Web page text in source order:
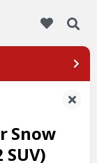
Snow
SUV)